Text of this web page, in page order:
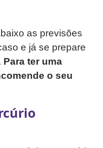
as previsões
e já se prepare
Para ter uma
o seu